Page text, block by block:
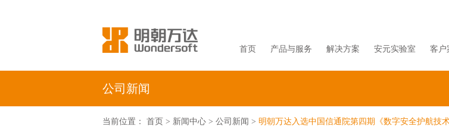
首页 产品与服务 解决方案 安元实验室 客户
公司新闻
当前位置： 首页 > 新闻中心 > 公司新闻 > 明朝万达入选中国信通院第四期《数字安全护航技